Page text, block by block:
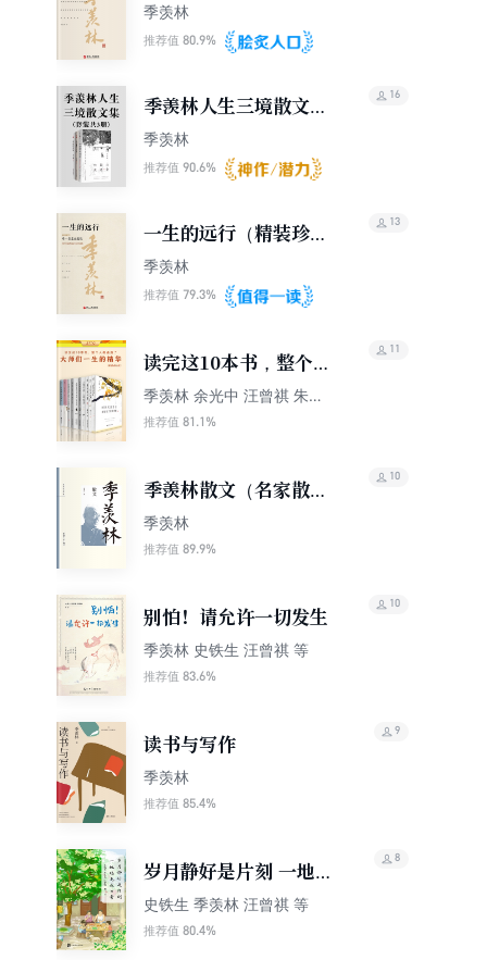
版）
季羡林
推荐值 80.9%
季羡林人生三境散文集
套装3册（心安即是归
处、天真生活、孤独到
季羡林
推荐值 90.6%
16
一生的远行（精装珍藏
版）
季羡林
推荐值 79.3%
13
读完这10本书，整个人
都通透了（全10册）
季羡林 余光中 汪曾祺 朱光
潜 老舍 朱自清 鲁迅
推荐值 81.1%
11
季羡林散文（名家散文
珍藏）
季羡林
推荐值 89.9%
10
别怕！请允许一切发生
季羡林 史铁生 汪曾祺 等
推荐值 83.6%
10
读书与写作
季羡林
推荐值 85.4%
9
岁月静好是片刻 一地鸡
毛是日常
史铁生 季羡林 汪曾祺 等
推荐值 80.4%
8